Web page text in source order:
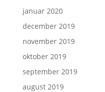
januar 2020
december 2019
november 2019
oktober 2019
september 2019
august 2019